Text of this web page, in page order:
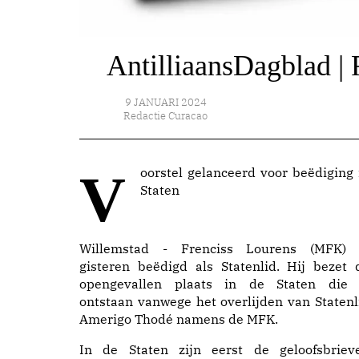
AntilliaansDagblad |
9 JANUARI 2024
Redactie Curacao
Voorstel gelanceerd voor beëdiging in Staten
Willemstad - Frenciss Lourens (MFK)
gisteren beëdigd als Statenlid. Hij bezet
opengevallen plaats in de Staten die
ontstaan vanwege het overlijden van
Amerigo Thodé namens de MFK.
In de Staten zijn eerst de